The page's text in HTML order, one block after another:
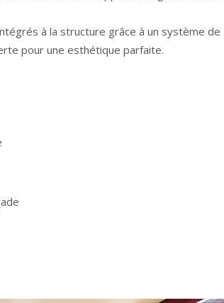
à la structure grâce à un système de
pour une esthétique parfaite.